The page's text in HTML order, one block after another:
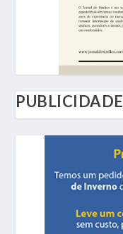
PUBLICIDADE